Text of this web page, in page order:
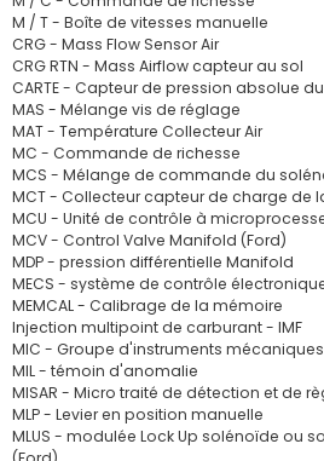
M / T - Boîte de vitesses manuelle
CRG - Mass Flow Sensor Air
CRG RTN - Mass Airflow capteur au sol
CARTE - Capteur de pression absolue
MAS - Mélange vis de réglage
MAT - Température Collecteur Air
MC - Commande de richesse
MCS - Mélange de commande du
MCT - Collecteur capteur de charge de
MCU - Unité de contrôle à
MCV - Control Valve Manifold (Ford)
MDP - pression différentielle Manifold
MECS - système de contrôle
MEMCAL - Calibrage de la mémoire
Injection multipoint de carburant - IMF
MIC - Groupe d'instruments mécaniques
MIL - témoin d'anomalie
MISAR - Micro traité de détection et de
MLP - Levier en position manuelle
MLUS - modulée Lock Up solénoïde ou